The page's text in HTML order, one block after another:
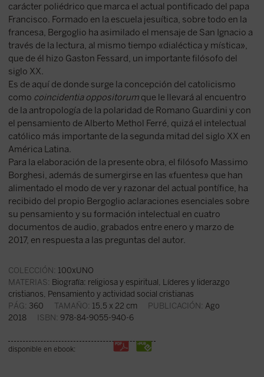
carácter poliédrico que marca el actual pontificado del papa
Francisco. Formado en la escuela jesuítica, sobre todo en la
francesa, Bergoglio ha asimilado el mensaje de San Ignacio a
través de la lectura, al mismo tiempo «dialéctica y mística»,
que de él hizo Gaston Fessard, un importante filósofo del
siglo XX.
Es de aquí de donde surge la concepción del catolicismo
como coincidentia oppositorumque le llevará al encuentro
de la antropología de la polaridad de Romano Guardini y con
el pensamiento de Alberto Methol Ferré, quizá el intelectual
católico más importante de la segunda mitad del siglo XX en
América Latina.
Para la elaboración de la presente obra, el filósofo Massimo
Borghesi, además de sumergirse en las «fuentes» que han
alimentado el modo de ver y razonar del actual pontífice, ha
recibido del propio Bergoglio aclaraciones esenciales sobre
su pensamiento y su formación intelectual en cuatro
documentos de audio, grabados entre enero y marzo de
2017, en respuesta a las preguntas del autor.
COLECCIÓN: 100xUNO
MATERIAS: Biografía: religiosa y espiritual Líderes y liderazgo
cristianos Pensamiento y actividad social cristianas
PÁG: 360 TAMAÑO: 15,5 x 22 cm PUBLICACIÓN: Ago
2018 ISBN: 978-84-9055-940-6
disponible en ebook: